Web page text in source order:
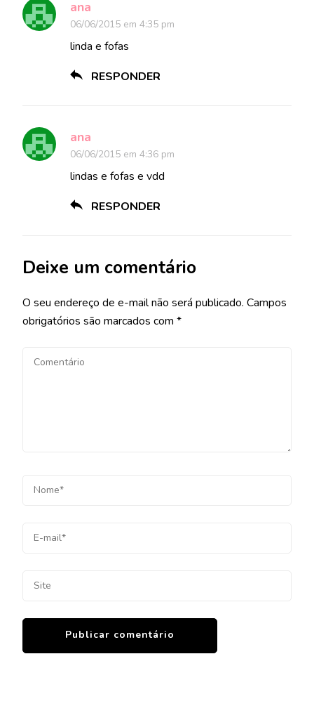
ana
06/06/2015 em 4:35 pm
linda e fofas
RESPONDER
ana
06/06/2015 em 4:36 pm
lindas e fofas e vdd
RESPONDER
Deixe um comentário
O seu endereço de e-mail não será publicado. Campos
obrigatórios são marcados com *